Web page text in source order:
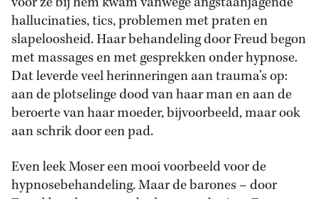
hallucinaties, tics, problemen met praten en
slapeloosheid. Haar behandeling door Freud begon
met massages en met gesprekken onder hypnose.
Dat leverde veel herinneringen aan trauma’s op:
aan de plotselinge dood van haar man en aan de
beroerte van haar moeder, bijvoorbeeld, maar ook
aan schrik door een pad.
Even leek Moser een mooi voorbeeld voor de
hypnosebehandeling. Maar de barones – door